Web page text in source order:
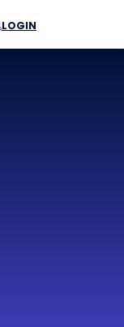
LOGIN